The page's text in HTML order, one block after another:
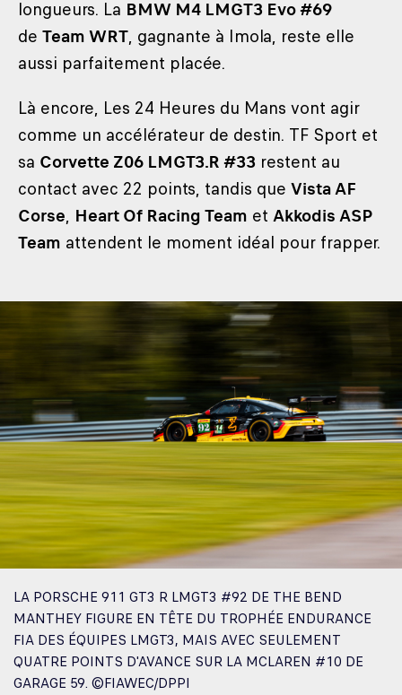
longueurs. La BMW M4 LMGT3 Evo #69
de Team WRT, gagnante à Imola, reste elle
aussi parfaitement placée.
Là encore, Les 24 Heures du Mans vont agir
comme un accélérateur de destin. TF Sport et
sa Corvette Z06 LMGT3.R #33 restent au
contact avec 22 points, tandis que Vista AF
Corse, Heart Of Racing Team et Akkodis ASP
Team attendent le moment idéal pour frapper.
LA PORSCHE 911 GT3 R LMGT3 #92 DE THE BEND
MANTHEY FIGURE EN TÊTE DU TROPHÉE ENDURANCE
FIA DES ÉQUIPES LMGT3, MAIS AVEC SEULEMENT
QUATRE POINTS D'AVANCE SUR LA MCLAREN #10 DE
GARAGE 59. ©FIAWEC/DPPI